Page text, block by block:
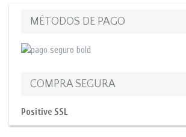
MÉTODOS DE PAGO
COMPRA SEGURA
Positive SSL